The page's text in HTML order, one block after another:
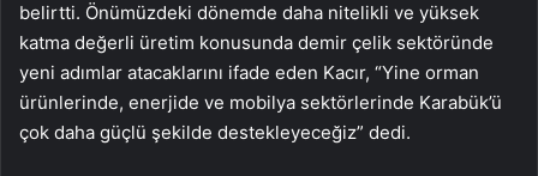
belirtti. Önümüzdeki dönemde daha nitelikli ve yüksek
katma değerli üretim konusunda demir çelik sektöründe
yeni adımlar atacaklarını ifade eden Kacır, “Yine orman
ürünlerinde, enerjide ve mobilya sektörlerinde Karabük’ü
çok daha güçlü şekilde destekleyeceğiz” dedi.